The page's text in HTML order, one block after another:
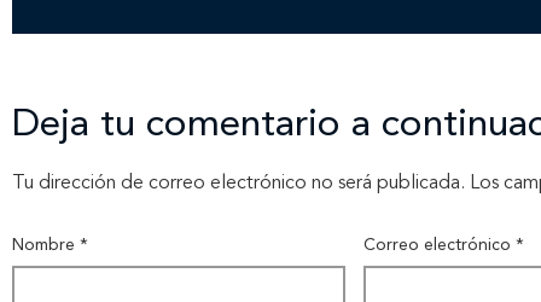
Deja tu comentario a
Tu dirección de correo electrónico no será publicada. Los
Nombre * Correo electrónico*